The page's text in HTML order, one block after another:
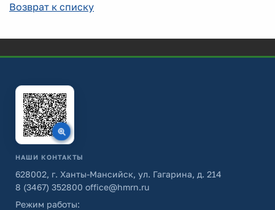
Возврат к списку
НАШИ КОНТАКТЫ
628002, г. Ханты-Мансийск, ул. Гагарина, д. 214
8 (3467) 352800 office@hmrn.ru
Режим работы: